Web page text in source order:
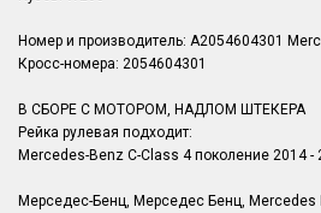
Номер и производитель: A2054604301
Кросс-номера: 2054604301
В СБОРЕ С МОТОРОМ, НАДЛОМ ШТЕКЕРА
Рейка рулевая подходит:
Mercedes-Benz C-Class 4 поколение 2014 -
Мерседес-Бенц, Мерседес Бенц, Mercedes